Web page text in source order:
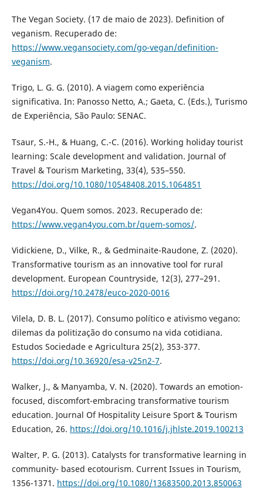
The Vegan Society. (17 de maio de 2023). Definition of
veganism. Recuperado de:
https://www.vegansociety.com/go-vegan/definition-
veganism.
Trigo, L. G. G. (2010). A viagem como experiência
significativa. In: Panosso Netto, A.; Gaeta, C. (Eds.), Turismo
de Experiência, São Paulo: SENAC.
Tsaur, S.-H., & Huang, C.-C. (2016). Working holiday tourist
learning: Scale development and validation. Journal of
Travel & Tourism Marketing, 33(4), 535–550.
https://doi.org/10.1080/10548408.2015.1064851
Vegan4You. Quem somos. 2023. Recuperado de:
https://www.vegan4you.com.br/quem-somos/.
Vidickiene, D., Vilke, R., & Gedminaite-Raudone, Z. (2020).
Transformative tourism as an innovative tool for rural
development. European Countryside, 12(3), 277–291.
https://doi.org/10.2478/euco-2020-0016
Vilela, D. B. L. (2017). Consumo político e ativismo vegano:
dilemas da politização do consumo na vida cotidiana.
Estudos Sociedade e Agricultura 25(2), 353-377.
https://doi.org/10.36920/esa-v25n2-7.
Walker, J., & Manyamba, V. N. (2020). Towards an emotion-
focused, discomfort-embracing transformative tourism
education. Journal Of Hospitality Leisure Sport & Tourism
Education, 26. https://doi.org/10.1016/j.jhlste.2019.100213
Walter, P. G. (2013). Catalysts for transformative learning in
community- based ecotourism. Current Issues in Tourism,
1356-1371. https://doi.org/10.1080/13683500.2013.850063